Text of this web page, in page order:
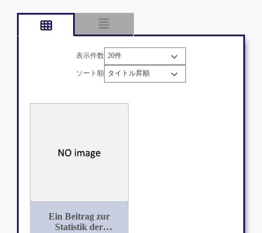
表示件数
ソート順
Ein Beitrag zur
Statistik der